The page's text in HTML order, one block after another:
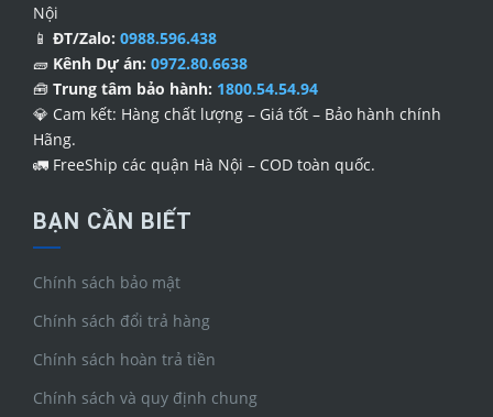
Nội
📱 ĐT/Zalo: 0988.596.438
🧱 Kênh Dự án: 0972.80.6638
🧰 Trung tâm bảo hành: 1800.54.54.94
💎 Cam kết: Hàng chất lượng – Giá tốt – Bảo hành chính
Hãng.
🚛 FreeShip các quận Hà Nội – COD toàn quốc.
BẠN CẦN BIẾT
Chính sách bảo mật
Chính sách đổi trả hàng
Chính sách hoàn trả tiền
Chính sách và quy định chung